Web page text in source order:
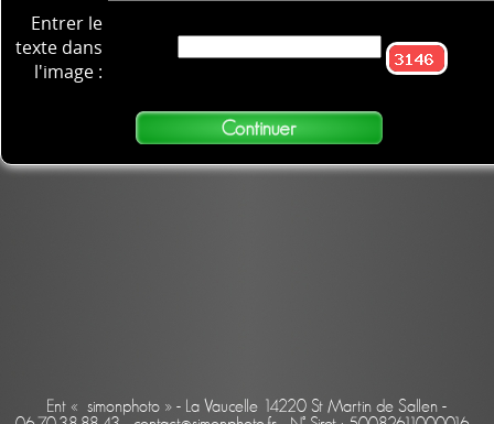
Entrer le
texte dans
l'image :
Ent « simonphoto » - La Vaucelle 14220 St Martin de Sallen -